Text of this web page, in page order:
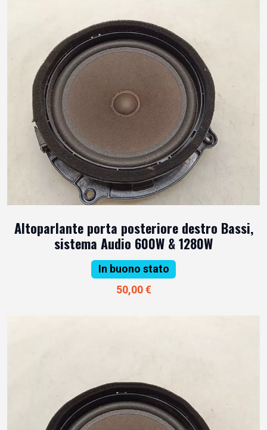
Altoparlante porta posteriore destro Bassi,
sistema Audio 600W & 1280W
In buono stato
50,00 €